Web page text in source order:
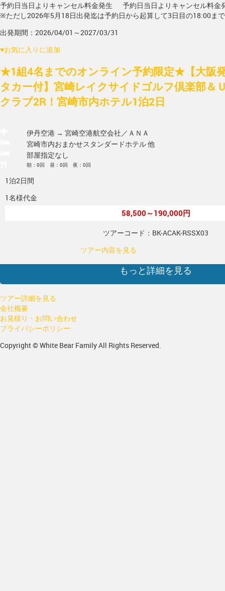
予約日当日よりキャンセル料金発生
予約日当日よりキャンセル料金
※ただし2026年5月18日出発迄は予約日から起算して3日目の18:00ま
出発期間：2026/04/01～2027/03/31
♥お気に入りに追加
★1組4名までのオンライン予約限定★【大阪
タカー付】宮崎レイクサイドゴルフ倶楽部＆
クラブ2R！宮崎市内ホテル1泊2日
伊丹空港 → 宮崎空港航空会社／ＡＮＡ
宮崎市内おまかせスタンダードホテル 他
部屋指定なし
朝：0回 昼：0回 夜：0回
1泊2日間
1名様代金
58,500～190,000円
ツアーコード：BK-ACAK-RSSX03
ツアー内容を見る
もっと詳細を見る
ツアー詳細を見る
会社概要
お見積り・お問い合わせ
プライバシーポリシー
Copyright © White Bear Family All Rights Reserved.